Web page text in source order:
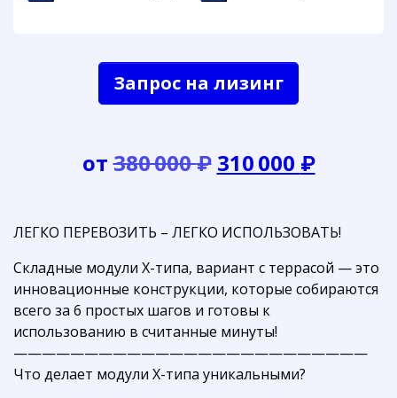
Запрос на лизинг
от380 000₽
составляла
380
000 ₽.
310 000 ₽
310
000 ₽.
ЛЕГКО ПЕРЕВОЗИТЬ – ЛЕГКО ИСПОЛЬЗОВАТЬ!
Складные модули Х-типа, вариант с террасой — это
инновационные конструкции, которые собираются
всего за 6 простых шагов и готовы к
использованию в считанные минуты!
—————————————————————————
Что делает модули Х-типа уникальными?